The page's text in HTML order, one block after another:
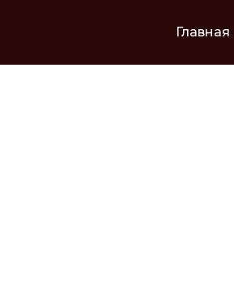
Главная